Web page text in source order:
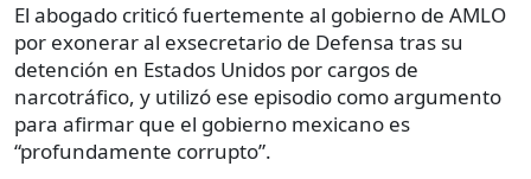
El abogado criticó fuertemente al gobierno de AMLO
por exonerar al exsecretario de Defensa tras su
detención en Estados Unidos por cargos de
narcotráfico, y utilizó ese episodio como argumento
para afirmar que el gobierno mexicano es
“profundamente corrupto”.